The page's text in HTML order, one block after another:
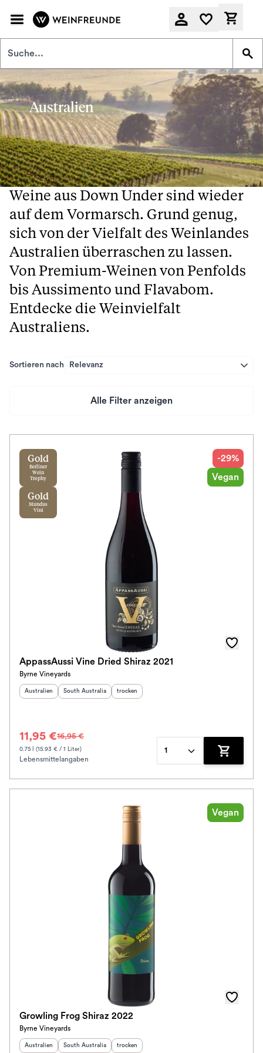
Australien
Weine aus Down Under sind wieder
auf dem Vormarsch. Grund genug,
sich von der Vielfalt des Weinlandes
Australien überraschen zu lassen.
Von Premium-Weinen von Penfolds
bis Aussimento und Flavabom.
Entdecke die Weinvielfalt
Australiens.
Sortieren nach Relevanz
Alle Filter anzeigen
Herkunftsland
Rebsorte
Geschmack
Schmeckt nach
Gold
Berliner
Wein
Trophy
Gold
Mundus
Vini
-29%
Vegan
AppassAussi Vine Dried Shiraz 2021
Byrne Vineyards
Herkunftsland :
Australien Herkunftsregion
South Australia Geschmack
trocken
11,95 €16,95 €
0.75 l (15.93 € / 1 Liter)
Lebensmittelangaben
1
Zum
Vegan
Growling Frog Shiraz 2022
Byrne Vineyards
Herkunftsland :
Australien Herkunftsregion
South Australia Geschmack
trocken